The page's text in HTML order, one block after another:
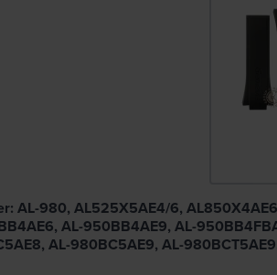
AL-980, AL525X5AE4/6,
AL-950BB4AE9, AL-
AL-980BC5AE9, AL-